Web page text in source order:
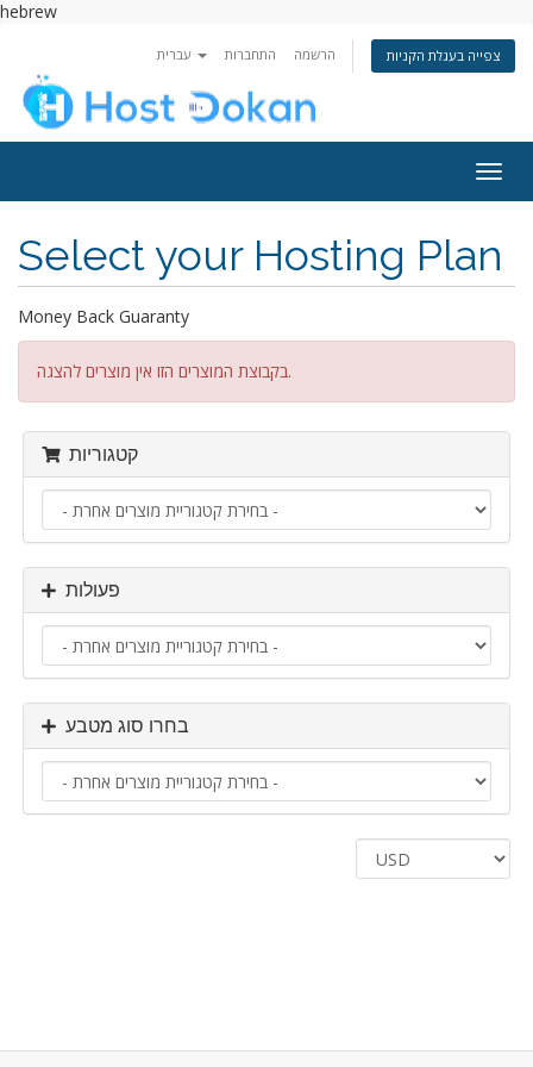
hebrew
התחברות הרשמה צפייה בעגלת הקניות
ניווט
Select your Hosting Plan
Money Back Guaranty
בקבוצת המוצרים הזו אין מוצרים להצגה.
קטגוריות
פעולות
בחרו סוג מטבע